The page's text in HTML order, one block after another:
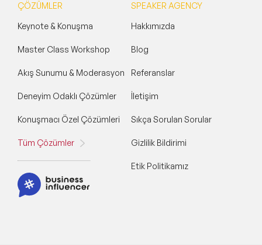
ÇÖZÜMLER
Keynote & Konuşma
Master Class Workshop
Akış Sunumu & Moderasyon
Deneyim Odaklı Çözümler
Konuşmacı Özel Çözümleri
Tüm Çözümler
SPEAKER AGENCY
Hakkımızda
Blog
Referanslar
İletişim
Sıkça Sorulan Sorular
Gizlilik Bildirimi
Etik Politikamız